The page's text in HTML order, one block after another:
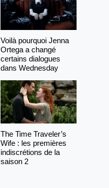
Voilà pourquoi Jenna
Ortega a changé
certains dialogues
dans Wednesday
The Time Traveler’s
Wife : les premières
indiscrétions de la
saison 2